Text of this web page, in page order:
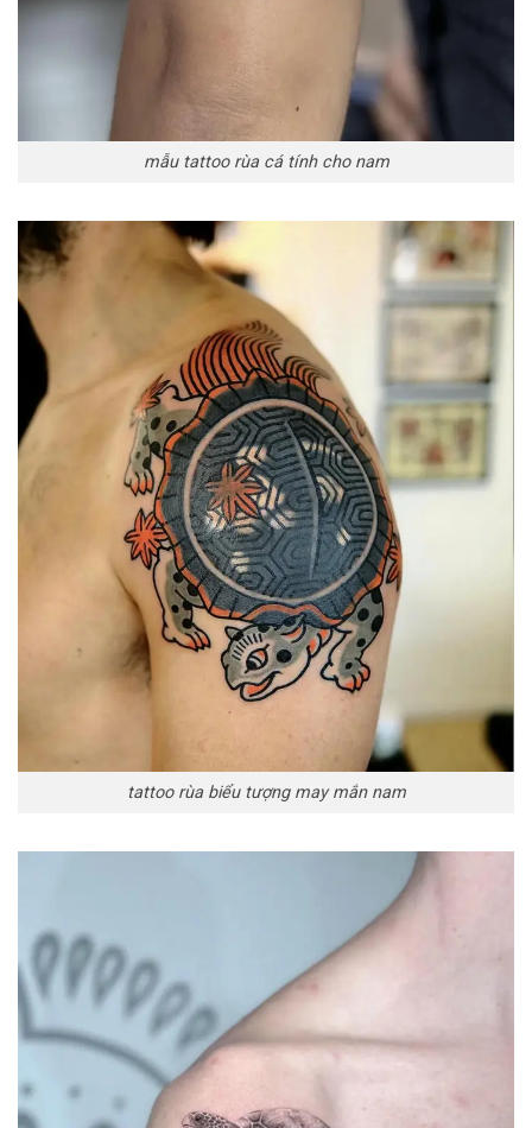
mẫu tattoo rùa cá tính cho nam
tattoo rùa biểu tượng may mắn nam